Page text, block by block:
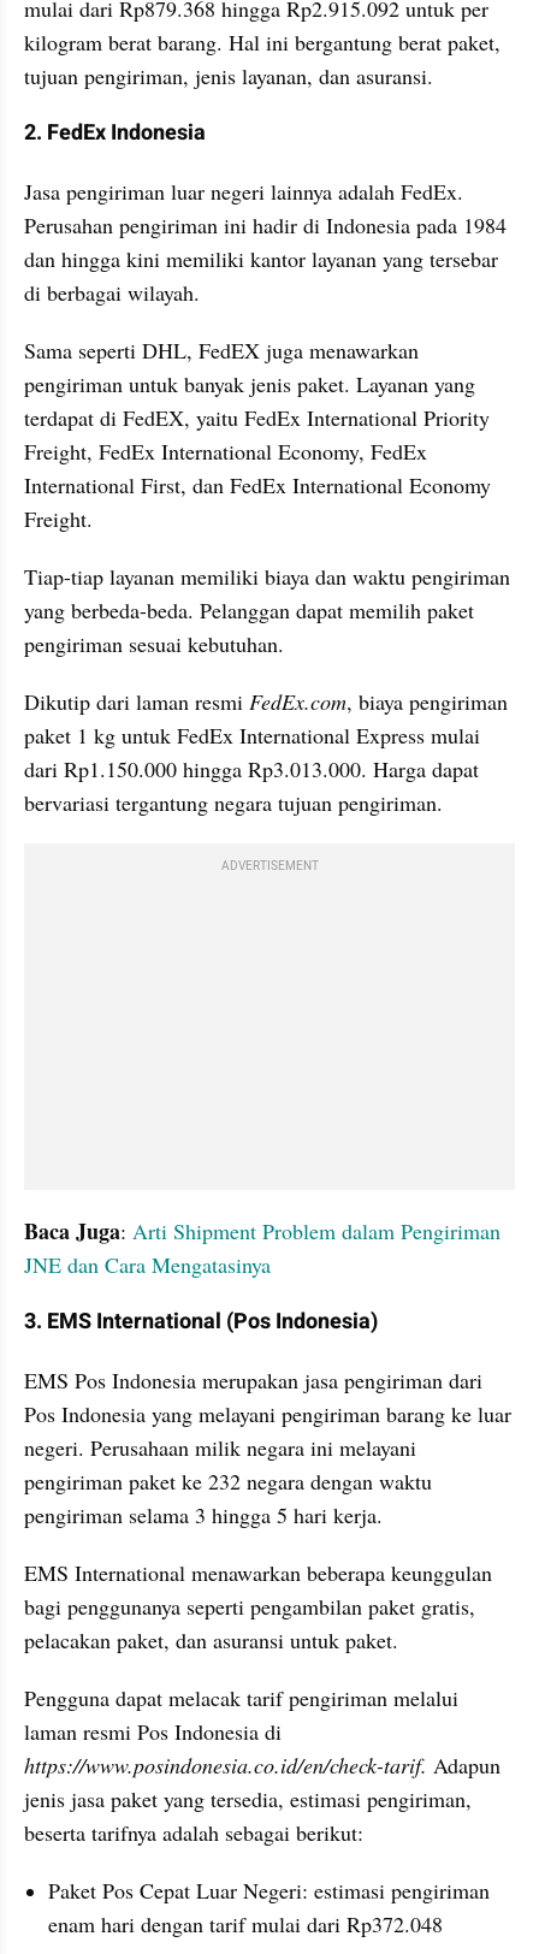
mulai dari Rp879.368 hingga Rp2.915.092 untuk per
kilogram berat barang. Hal ini bergantung berat paket,
tujuan pengiriman, jenis layanan, dan asuransi.
2. FedEx Indonesia
Jasa pengiriman luar negeri lainnya adalah FedEx.
Perusahan pengiriman ini hadir di Indonesia pada 1984
dan hingga kini memiliki kantor layanan yang tersebar
di berbagai wilayah.
Sama seperti DHL, FedEX juga menawarkan
pengiriman untuk banyak jenis paket. Layanan yang
terdapat di FedEX, yaitu FedEx International Priority
Freight, FedEx International Economy, FedEx
International First, dan FedEx International Economy
Freight.
Tiap-tiap layanan memiliki biaya dan waktu pengiriman
yang berbeda-beda. Pelanggan dapat memilih paket
pengiriman sesuai kebutuhan.
Dikutip dari laman resmi FedEx.com, biaya pengiriman
paket 1 kg untuk FedEx International Express mulai
dari Rp1.150.000 hingga Rp3.013.000. Harga dapat
bervariasi tergantung negara tujuan pengiriman.
ADVERTISEMENT
Baca Juga: Arti Shipment Problem dalam Pengiriman
JNE dan Cara Mengatasinya
3. EMS International (Pos Indonesia)
EMS Pos Indonesia merupakan jasa pengiriman dari
Pos Indonesia yang melayani pengiriman barang ke luar
negeri. Perusahaan milik negara ini melayani
pengiriman paket ke 232 negara dengan waktu
pengiriman selama 3 hingga 5 hari kerja.
EMS International menawarkan beberapa keunggulan
bagi penggunanya seperti pengambilan paket gratis,
pelacakan paket, dan asuransi untuk paket.
Pengguna dapat melacak tarif pengiriman melalui
https://www.posindonesia.co.id/en/check-tarif. Adapun
jenis jasa paket yang tersedia, estimasi pengiriman,
beserta tarifnya adalah sebagai berikut:
Paket Pos Cepat Luar Negeri: estimasi pengiriman
enam hari dengan tarif mulai dari Rp372.048